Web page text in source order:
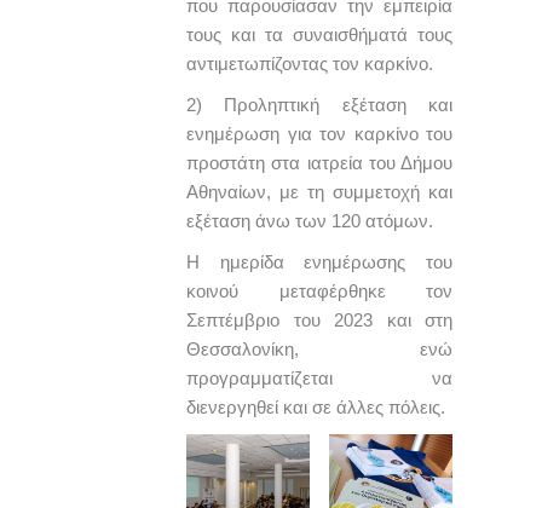
που παρουσίασαν την εμπειρία
τους και τα συναισθήματά τους
αντιμετωπίζοντας τον καρκίνο.
2) Προληπτική εξέταση και
ενημέρωση για τον καρκίνο του
προστάτη στα ιατρεία του Δήμου
Αθηναίων, με τη συμμετοχή και
εξέταση άνω των 120 ατόμων.
Η ημερίδα ενημέρωσης του
κοινού μεταφέρθηκε τον
Σεπτέμβριο του 2023 και στη
Θεσσαλονίκη, ενώ
προγραμματίζεται να
διενεργηθεί και σε άλλες πόλεις.